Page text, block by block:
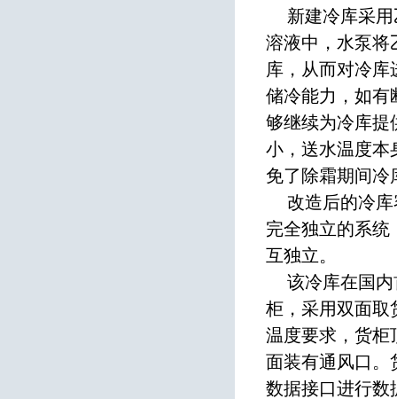
新建冷库采用
溶液中，水泵将
库，从而对冷
储冷能力，如有
够继续为冷库提
小，送水温度本
免了除霜期间冷
改造后的冷库
完全独立的系统
互独立。
该冷库在国内
柜，采用双面取
温度要求，货柜
面装有通风口。
数据接口进行数